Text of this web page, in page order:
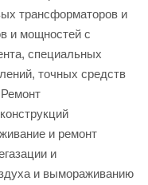
трансформаторов и
и мощностей с
специальных
точных средств
и ремонт
и
и вымораживанию